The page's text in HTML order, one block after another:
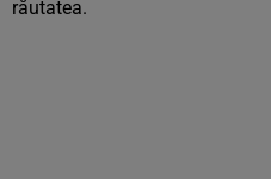
răutatea.